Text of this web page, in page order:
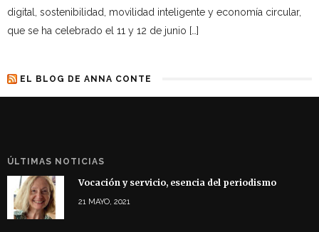
digital, sostenibilidad, movilidad inteligente y economía circular,
que se ha celebrado el 11 y 12 de junio […]
EL BLOG DE ANNA CONTE
ÚLTIMAS NOTICIAS
Vocación y servicio, esencia del periodismo
21 MAYO, 2021